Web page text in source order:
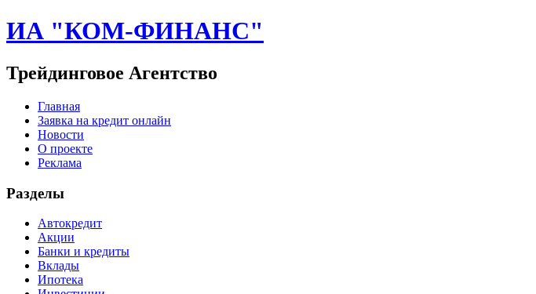
ИА "КОМ-ФИНАНС"
Трейдинговое Агентство
Главная
Заявка на кредит онлайн
Новости
О проекте
Реклама
Разделы
Автокредит
Акции
Банки и кредиты
Вклады
Ипотека